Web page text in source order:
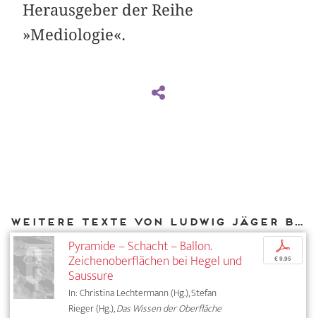
Herausgeber der Reihe
»Mediologie«.
Weitere Texte von Ludwig Jäger bei DIAPHANES
Pyramide – Schacht – Ballon.
Zeichenoberflächen bei Hegel und
Saussure
In: Christina Lechtermann (Hg.), Stefan
Rieger (Hg.),Das Wissen der Oberfläche
p
€ 9,95